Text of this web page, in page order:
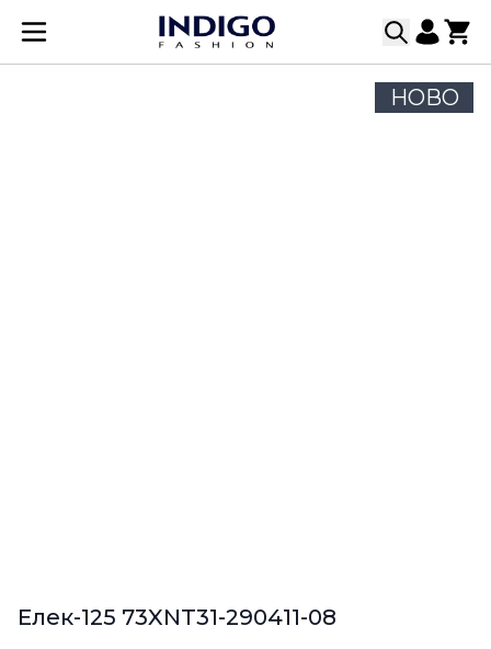
Прескачане към съдържанието
НОВО
Елек-125 73XNT31-290411-08